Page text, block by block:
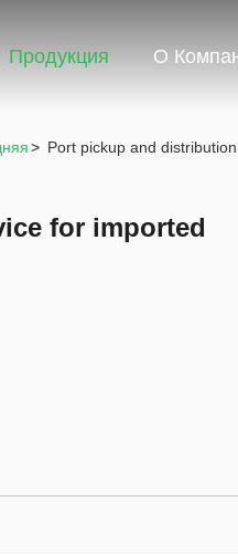
Продукция О
> Port pickup and
for imported